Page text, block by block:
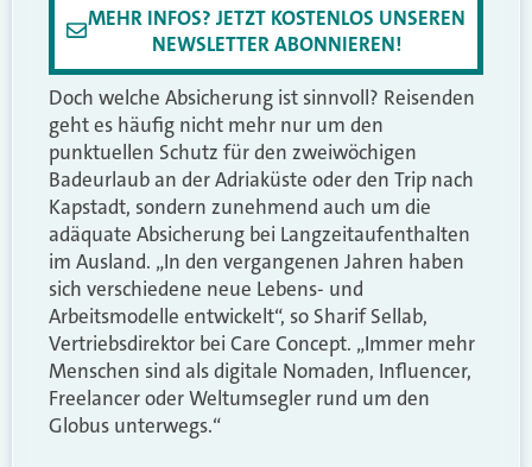
MEHR INFOS? JETZT KOSTENLOS UNSEREN
NEWSLETTER ABONNIEREN!
Doch welche Absicherung ist sinnvoll? Reisenden
geht es häufig nicht mehr nur um den
punktuellen Schutz für den zweiwöchigen
Badeurlaub an der Adriaküste oder den Trip nach
Kapstadt, sondern zunehmend auch um die
adäquate Absicherung bei Langzeitaufenthalten
im Ausland. „In den vergangenen Jahren haben
sich verschiedene neue Lebens- und
Arbeitsmodelle entwickelt“, so Sharif Sellab,
Vertriebsdirektor bei Care Concept. „Immer mehr
Menschen sind als digitale Nomaden, Influencer,
Freelancer oder Weltumsegler rund um den
Globus unterwegs.“